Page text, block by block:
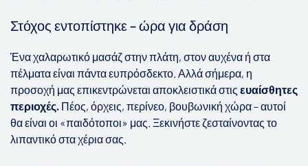
Στόχος εντοπίστηκε – ώρα για δράση
Ένα χαλαρωτικό μασάζ στην πλάτη, στον αυχένα ή στα
πέλματα είναι πάντα ευπρόσδεκτο. Αλλά σήμερα, η
προσοχή μας επικεντρώνεται αποκλειστικά στις ευαίσθητες
περιοχές. Πέος, όρχεις, περίνεο, βουβωνική χώρα – αυτοί
θα είναι οι «παιδότοποι» μας. Ξεκινήστε ζεσταίνοντας το
λιπαντικό στα χέρια σας.